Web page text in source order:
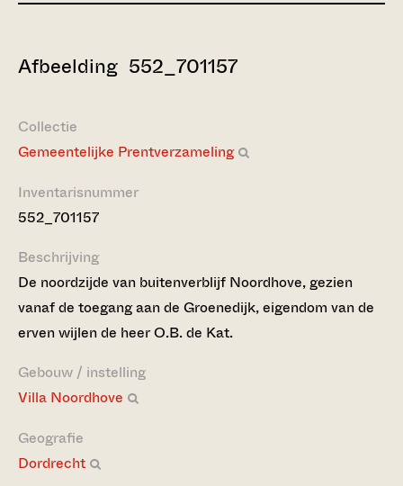
Afbeelding 552_701157
Collectie
Gemeentelijke Prentverzameling
Inventarisnummer
552_701157
Beschrijving
De noordzijde van buitenverblijf Noordhove, gezien
vanaf de toegang aan de Groenedijk, eigendom van de
erven wijlen de heer O.B. de Kat.
Gebouw / instelling
Villa Noordhove
Geografie
Dordrecht